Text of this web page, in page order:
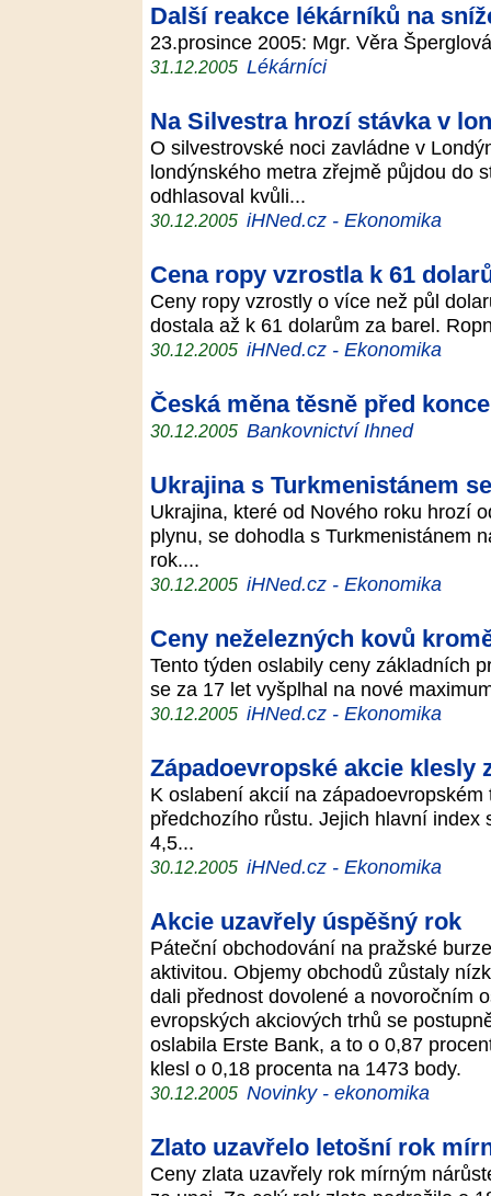
Další reakce lékárníků na
23.prosince 2005: Mgr. Věra
31.12.2005 Lékárníci
Na Silvestra hrozí stávka v
O silvestrovské noci zavládne v
londýnského metra zřejmě půjdou do
odhlasoval kvůli...
30.12.2005 iHNed.cz - Ekonomika
Cena ropy vzrostla k 61
Ceny ropy vzrostly o více než půl
dostala až k 61 dolarům za barel.
30.12.2005 iHNed.cz - Ekonomika
Česká měna těsně před
30.12.2005 Bankovnictví Ihned
Ukrajina s Turkmenistánem
Ukrajina, které od Nového roku hrozí
plynu, se dohodla s Turkmenistánem
rok....
30.12.2005 iHNed.cz - Ekonomika
Ceny neželezných kovů
Tento týden oslabily ceny základních
se za 17 let vyšplhal na nové
30.12.2005 iHNed.cz - Ekonomika
Západoevropské akcie klesly
K oslabení akcií na
předchozího růstu. Jejich hlavní
4,5...
30.12.2005 iHNed.cz - Ekonomika
Akcie uzavřely úspěšný rok
Páteční obchodování na pražské
aktivitou. Objemy obchodů zůstaly
dali přednost dovolené a novoročním
evropských akciových trhů se
oslabila Erste Bank, a to o 0,87
klesl o 0,18 procenta na 1473 body.
30.12.2005 Novinky - ekonomika
Zlato uzavřelo letošní rok
Ceny zlata uzavřely rok mírným